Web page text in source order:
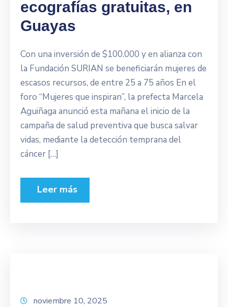
ecografías gratuitas, en
Guayas
Con una inversión de $100.000 y en alianza con
la Fundación SURIAN se beneficiarán mujeres de
escasos recursos, de entre 25 a 75 años En el
foro “Mujeres que inspiran”, la prefecta Marcela
Aguiñaga anunció esta mañana el inicio de la
campaña de salud preventiva que busca salvar
vidas, mediante la detección temprana del
cáncer […]
Leer más
noviembre 10, 2025